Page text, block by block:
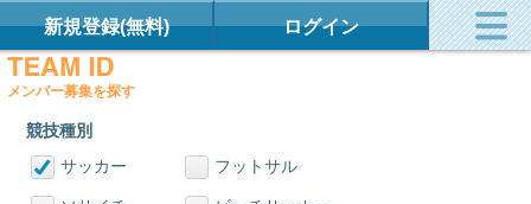
新規登録(無料) ログイン
メンバー募集を探す
競技種別
サッカー
フットサル